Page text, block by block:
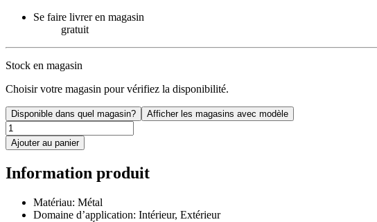
Se faire livrer en magasin
gratuit
Stock en magasin
Choisir votre magasin pour vérifiez la disponibilité.
Disponible dans quel magasin? Afficher les magasins avec modèle
Ajouter au panier
Information produit
Matériau: Métal
Domaine d’application: Intérieur, Extérieur